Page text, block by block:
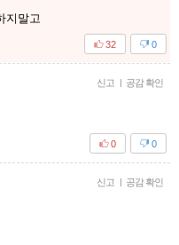
지말고
0
32
신고 | 공감 확인
0
0
신고 | 공감 확인